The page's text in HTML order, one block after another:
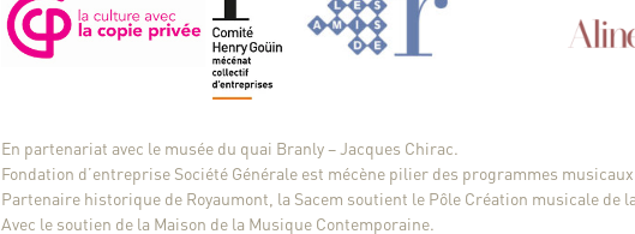
En partenariat avec le musée du quai Branly – Jacques Chirac.
Fondation d’entreprise Société Générale est mécène pilier des programmes
Partenaire historique de Royaumont, la Sacem soutient le Pôle Création musicale de
Avec le soutien de la Maison de la Musique Contemporaine.